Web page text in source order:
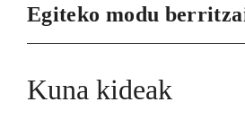
Egiteko modu
Kuna kideak